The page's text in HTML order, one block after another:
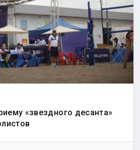
«звездного десанта»